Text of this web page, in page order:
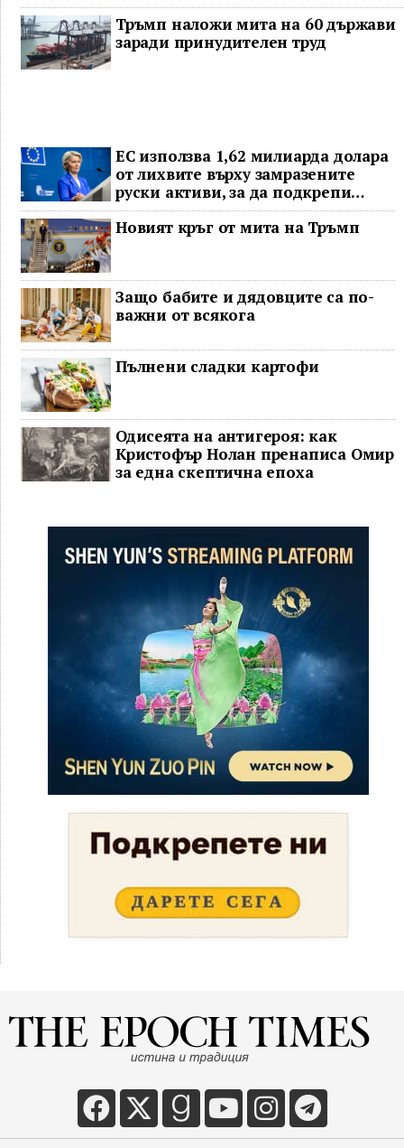
Тръмп наложи мита на 60 държави
заради принудителен труд
ЕС използва 1,62 милиарда долара
от лихвите върху замразените
руски активи, за да подкрепи
Украйна
Новият кръг от мита на Тръмп
Защо бабите и дядовците са по-
важни от всякога
Пълнени сладки картофи
Одисеята на антигероя: как
Кристофър Нолан пренаписа Омир
за една скептична епоха